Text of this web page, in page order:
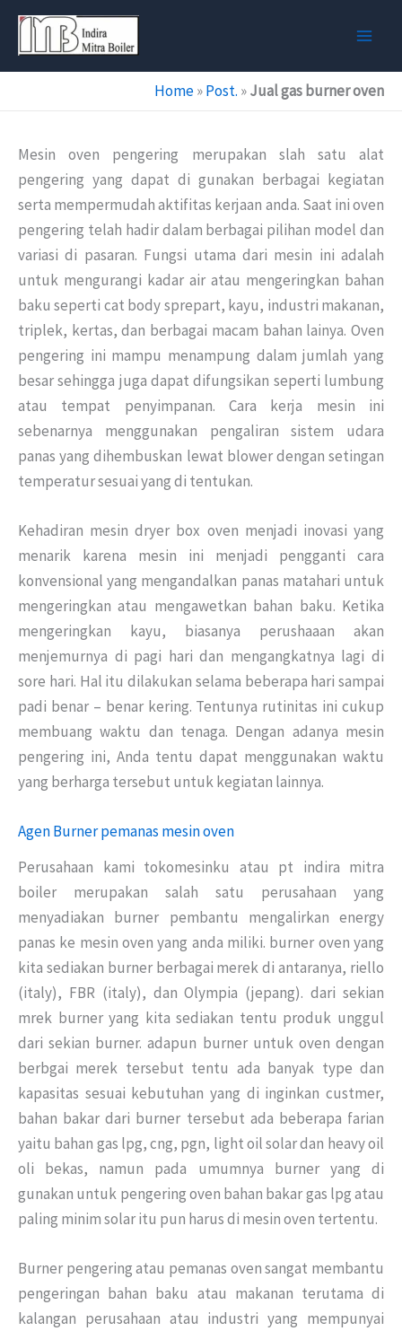
Skip
content
Home»Post. »Jual gas burner oven
Mesin oven pengering merupakan slah satu alat
pengering yang dapat di gunakan berbagai kegiatan
serta mempermudah aktifitas kerjaan anda. Saat ini oven
pengering telah hadir dalam berbagai pilihan model dan
variasi di pasaran. Fungsi utama dari mesin ini adalah
untuk mengurangi kadar air atau mengeringkan bahan
baku seperti cat body sprepart, kayu, industri makanan,
triplek, kertas, dan berbagai macam bahan lainya. Oven
pengering ini mampu menampung dalam jumlah yang
besar sehingga juga dapat difungsikan seperti lumbung
atau tempat penyimpanan. Cara kerja mesin ini
sebenarnya menggunakan pengaliran sistem udara
panas yang dihembuskan lewat blower dengan setingan
temperatur sesuai yang di tentukan.
Kehadiran mesin dryer box oven menjadi inovasi yang
menarik karena mesin ini menjadi pengganti cara
konvensional yang mengandalkan panas matahari untuk
mengeringkan atau mengawetkan bahan baku. Ketika
mengeringkan kayu, biasanya perushaaan akan
menjemurnya di pagi hari dan mengangkatnya lagi di
sore hari. Hal itu dilakukan selama beberapa hari sampai
padi benar – benar kering. Tentunya rutinitas ini cukup
membuang waktu dan tenaga. Dengan adanya mesin
pengering ini, Anda tentu dapat menggunakan waktu
yang berharga tersebut untuk kegiatan lainnya.
Agen Burner pemanas mesin oven
Perusahaan kami tokomesinku atau pt indira mitra
boiler merupakan salah satu perusahaan yang
menyadiakan burner pembantu mengalirkan energy
panas ke mesin oven yang anda miliki. burner oven yang
kita sediakan burner berbagai merek di antaranya, riello
(italy), FBR (italy), dan Olympia (jepang). dari sekian
mrek burner yang kita sediakan tentu produk unggul
dari sekian burner. adapun burner untuk oven dengan
berbgai merek tersebut tentu ada banyak type dan
kapasitas sesuai kebutuhan yang di inginkan custmer,
bahan bakar dari burner tersebut ada beberapa farian
yaitu bahan gas lpg, cng, pgn, light oil solar dan heavy oil
oli bekas, namun pada umumnya burner yang di
gunakan untuk pengering oven bahan bakar gas lpg atau
paling minim solar itu pun harus di mesin oven tertentu.
Burner pengering atau pemanas oven sangat membantu
pengeringan bahan baku atau makanan terutama di
kalangan perusahaan atau industri yang mempunyai